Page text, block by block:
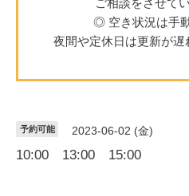
◎ 空き状況は手
夜間や定休日は更新が遅
予約可能 2023-06-02 (金)
10:00 13:00 15:00